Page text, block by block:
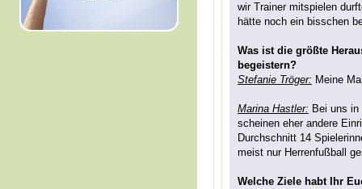
wir Trainer mitspielen
hätte noch ein bisschen
Was ist die größte
begeistern?
Stefanie Tröger: Meine
Marina Hastler: Bei uns
scheinen eher andere
Durchschnitt 14
meist nur Herrenfußball
Welche Ziele habt Ihr